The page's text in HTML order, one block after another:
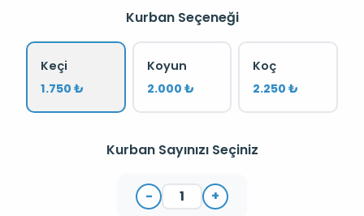
Kurban Seçeneği
Keçi
1.750 ₺
Koyun
2.000 ₺
Koç
2.250 ₺
Kurban Sayınızı Seçiniz
- +